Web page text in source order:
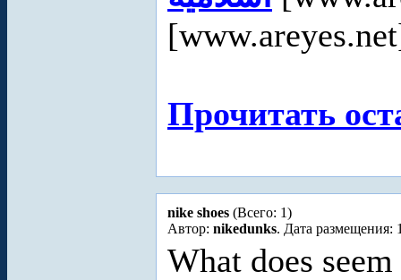
Прочитать
nike shoes (Всего: 1)
Автор: nikedunks. Дата размещения:
What does